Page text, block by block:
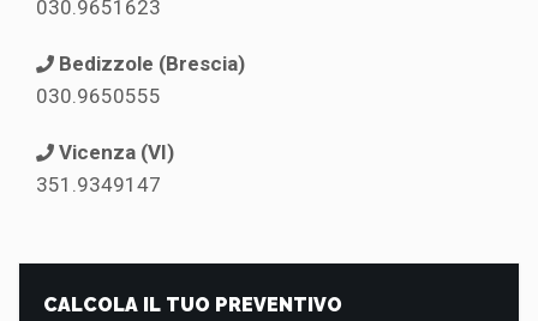
030.9651623
Bedizzole (Brescia)
030.9650555
Vicenza (VI)
351.9349147
CALCOLA IL TUO PREVENTIVO